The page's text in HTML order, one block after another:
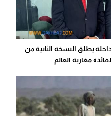
يطلق النسخة الثانية من
مغاربة العالم